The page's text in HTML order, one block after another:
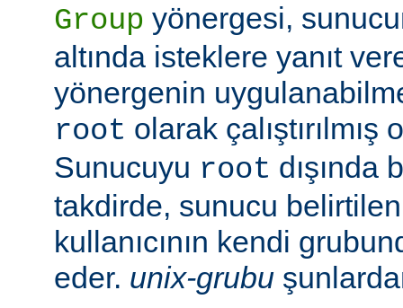
Group yönergesi,
altında isteklere yanıt
yönergenin
root olarak çalıştırılmış
Sunucuyu root dışında
takdirde, sunucu
kullanıcının kendi
eder. unix-grubu